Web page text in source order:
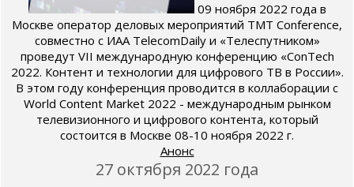
09 ноября 2022 года в
Москве оператор деловых мероприятий TMT Conference,
совместно с ИАА TelecomDaily и «Телеспутником»
проведут VII международную конференцию «ConTech
2022. Контент и технологии для цифрового ТВ в России».
В этом году конференция проводится в коллаборации с
World Content Market 2022 - международным рынком
телевизионного и цифрового контента, который
состоится в Москве 08-10 ноября 2022 г.
Анонс
27 октября 2022 года